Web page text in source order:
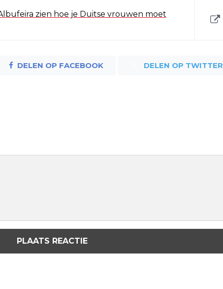
zien hoe je Duitse vrouwen moet
DELEN OP FACEBOOK DELEN OP TWITTER
PLAATS REACTIE